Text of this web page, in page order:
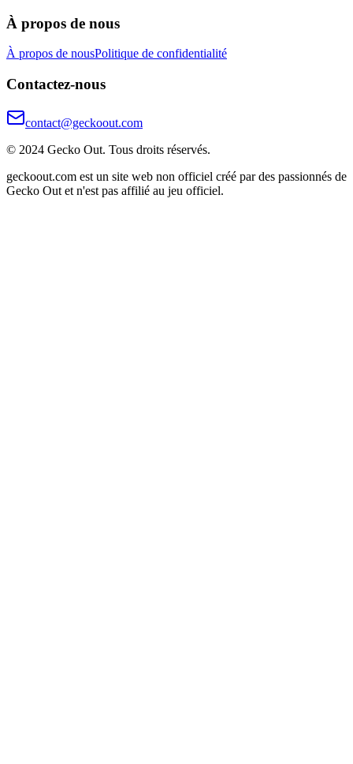
À propos de nous
À propos de nousPolitique de confidentialité
Contactez-nous
contact@geckoout.com
© 2024 Gecko Out. Tous droits réservés.
geckoout.com est un site web non officiel créé par des passionnés de
Gecko Out et n'est pas affilié au jeu officiel.